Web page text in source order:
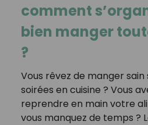
comment
bien manger
?
Vous rêvez de manger sain
soirées en cuisine ? Vous
reprendre en main votre
vous manquez de temps ?